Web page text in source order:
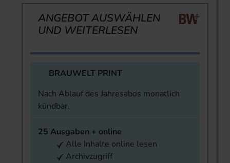
ANGEBOT AUSWÄHLEN
UND WEITERLESEN
BRAUWELT PRINT
Nach Ablauf des Jahresabos monatlich
kündbar.
25 Ausgaben + online
Alle Inhalte online lesen
Archivzugriff